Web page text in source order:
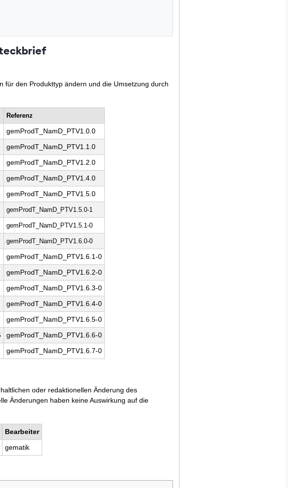
für den Produkttyp ändern und die Umsetzung durch
Referenz
gemProdT_NamD_PTV1.0.0
gemProdT_NamD_PTV1.1.0
gemProdT_NamD_PTV1.2.0
gemProdT_NamD_PTV1.4.0
gemProdT_NamD_PTV1.5.0
gemProdT_NamD_PTV1.5.0-1
gemProdT_NamD_PTV1.5.1-0
gemProdT_NamD_PTV1.6.0-0
gemProdT_NamD_PTV1.6.1-0
gemProdT_NamD_PTV1.6.2-0
gemProdT_NamD_PTV1.6.3-0
gemProdT_NamD_PTV1.6.4-0
gemProdT_NamD_PTV1.6.5-0
gemProdT_NamD_PTV1.6.6-0
gemProdT_NamD_PTV1.6.7-0
oder redaktionellen Änderung des
Änderungen haben keine Auswirkung auf die
Bearbeiter
gematik